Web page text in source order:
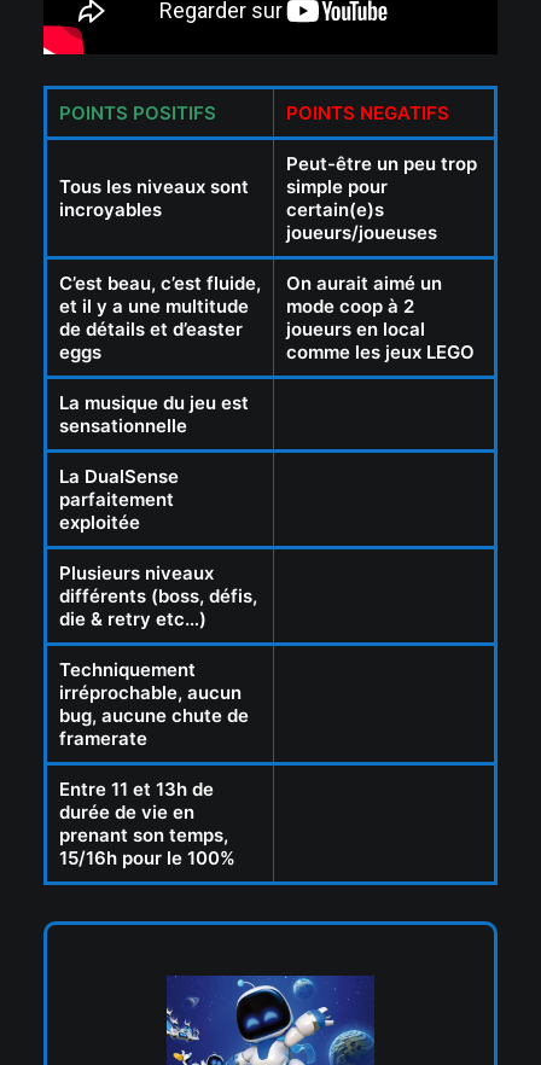
POINTS POSITIFS POINTS NEGATIFS
Tous les niveaux sont
incroyables
Peut-être un peu trop
simple pour
certain(e)s
joueurs/joueuses
C’est beau, c’est fluide,
et il y a une multitude
de détails et d’easter
eggs
On aurait aimé un
mode coop à 2
joueurs en local
comme les jeux LEGO
La musique du jeu est
sensationnelle
La DualSense
parfaitement
exploitée
Plusieurs niveaux
différents (boss, défis,
die & retry etc…)
Techniquement
irréprochable, aucun
bug, aucune chute de
framerate
Entre 11 et 13h de
durée de vie en
prenant son temps,
15/16h pour le 100%